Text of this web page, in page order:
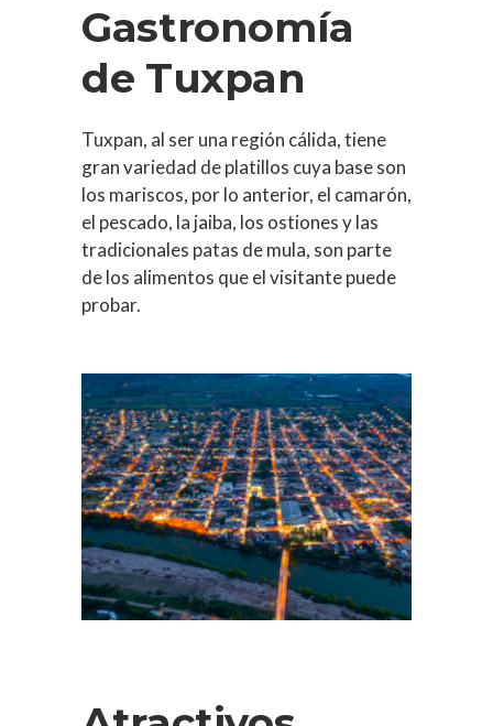
Gastronomía
de Tuxpan
Tuxpan, al ser una región cálida, tiene
gran variedad de platillos cuya base son
los mariscos, por lo anterior, el camarón,
el pescado, la jaiba, los ostiones y las
tradicionales patas de mula, son parte
de los alimentos que el visitante puede
probar.